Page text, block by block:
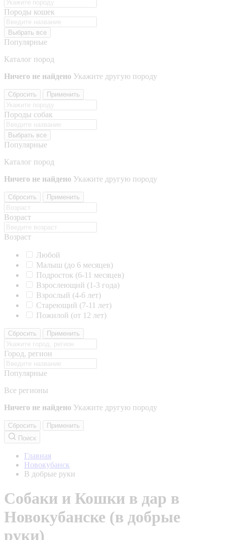
Породы кошек
Выбрать все
Популярные
Каталог пород
Ничего не найдено Укажите другую породу
Сбросить Применить
Породы собак
Выбрать все
Популярные
Каталог пород
Ничего не найдено Укажите другую породу
Сбросить Применить
Возраст
Возраст
Любой
Малыш (до 6 месяцев)
Подросток (6-11 месяцев)
Взрослеющий (1-3 года)
Взрослый (4-6 лет)
Стареющий (7-11 лет)
Пожилой (от 12 лет)
Сбросить Применить
Город, регион
Популярные
Все регионы
Ничего не найдено Укажите другую породу
Сбросить
Применить
Поиск
Главная
Новокубанск
В добрые руки
Собаки и Кошки в дар в
Новокубанске (в добрые
руки)